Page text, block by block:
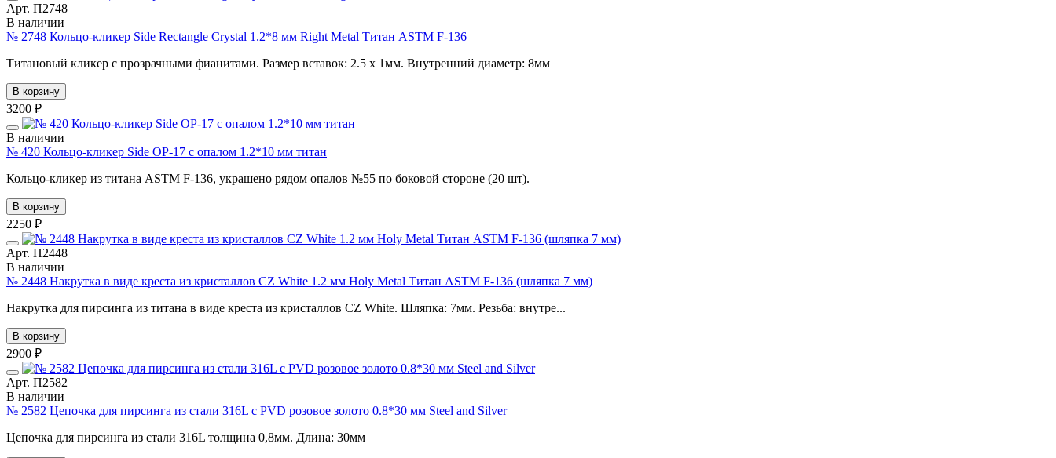
Арт. П2748
В наличии
№ 2748 Кольцо-кликер Side Rectangle Crystal 1.2*8 мм Right Metal Титан ASTM F-136
Титановый кликер с прозрачными фианитами. Размер вставок: 2.5 х 1мм. Внутренний диаметр: 8мм
В корзину
3200 ₽
В наличии
№ 420 Кольцо-кликер Side OP-17 с опалом 1.2*10 мм титан
Кольцо-кликер из титана ASTM F-136, украшено рядом опалов №55 по боковой стороне (20 шт).
В корзину
2250 ₽
Арт. П2448
В наличии
№ 2448 Накрутка в виде креста из кристаллов CZ White 1.2 мм Holy Metal Титан ASTM F-136 (шляпка 7 мм)
Накрутка для пирсинга из титана в виде креста из кристаллов CZ White. Шляпка: 7мм. Резьба: внутре...
В корзину
2900 ₽
Арт. П2582
В наличии
№ 2582 Цепочка для пирсинга из стали 316L с PVD розовое золото 0.8*30 мм Steel and Silver
Цепочка для пирсинга из стали 316L толщина 0,8мм. Длина: 30мм